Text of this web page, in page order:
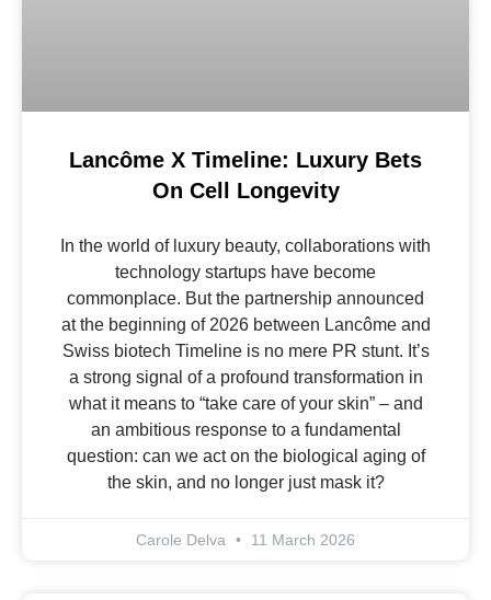
Lancôme X Timeline: Luxury Bets
On Cell Longevity
In the world of luxury beauty, collaborations with
technology startups have become
commonplace. But the partnership announced
at the beginning of 2026 between Lancôme and
Swiss biotech Timeline is no mere PR stunt. It’s
a strong signal of a profound transformation in
what it means to “take care of your skin” – and
an ambitious response to a fundamental
question: can we act on the biological aging of
the skin, and no longer just mask it?
Carole Delva 11 March 2026